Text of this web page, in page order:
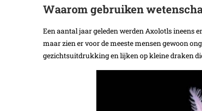
Waarom gebruiken
Een aantal jaar geleden werden Axolotls ineens
maar zien er voor de meeste mensen gewoon
gezichtsuitdrukking en lijken op kleine draken